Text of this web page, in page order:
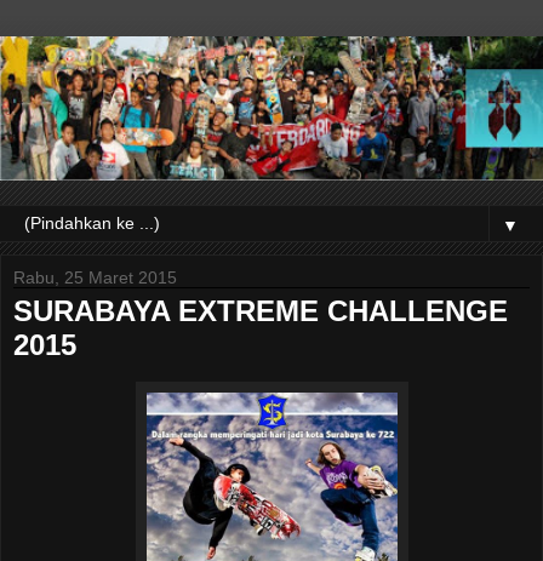
▼
Rabu, 25 Maret 2015
SURABAYA EXTREME CHALLENGE
2015